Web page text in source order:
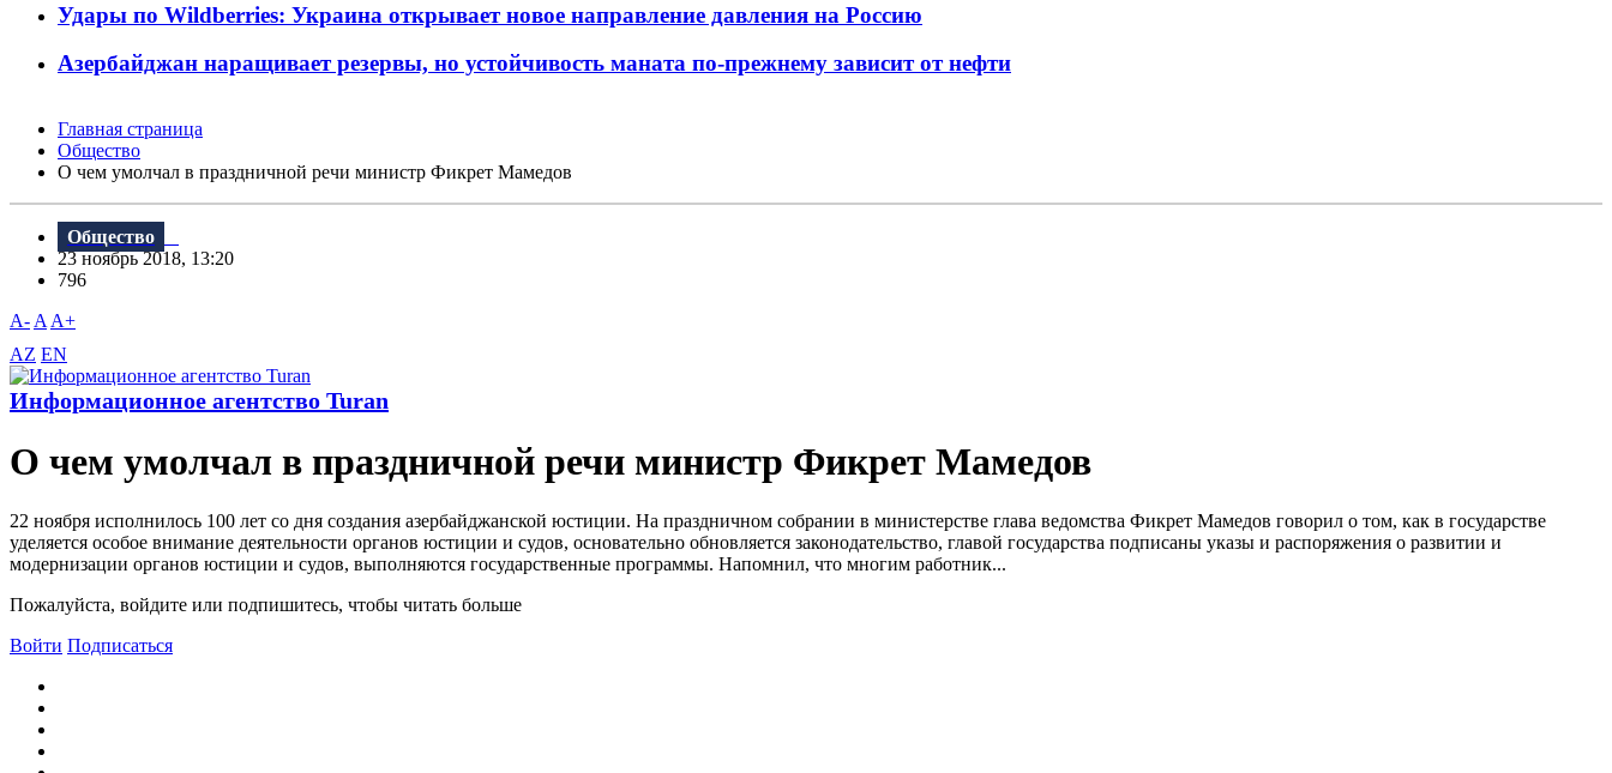
Удары по Wildberries: Украина открывает новое направление давления на Россию
Азербайджан наращивает резервы, но устойчивость маната по-прежнему зависит от нефти
Главная страница
Общество
О чем умолчал в праздничной речи министр Фикрет Мамедов
Общество
23 ноябрь 2018, 13:20
796
A- A A+
AZ EN
Информационное агентство Turan
О чем умолчал в праздничной речи министр Фикрет Мамедов
22 ноября исполнилось 100 лет со дня создания азербайджанской юстиции. На праздничном собрании в министерстве глава ведомства Фикрет Мамедов говорил о том, как в государстве
уделяется особое внимание деятельности органов юстиции и судов, основательно обновляется законодательство, главой государства подписаны указы и распоряжения о развитии и
модернизации органов юстиции и судов, выполняются государственные программы. Напомнил, что многим работник...
Пожалуйста, войдите или подпишитесь, чтобы читать больше
Войти Подписаться